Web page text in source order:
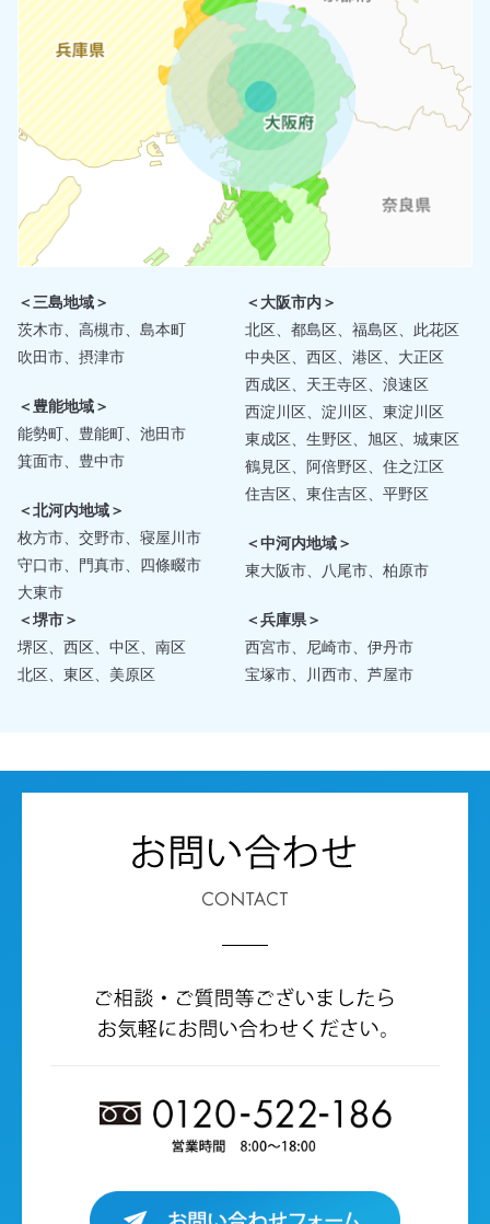
＜三島地域＞
茨木市、高槻市、島本町
吹田市、摂津市
＜豊能地域＞
能勢町、豊能町、池田市
箕面市、豊中市
＜北河内地域＞
枚方市、交野市、寝屋川市
守口市、門真市、四條畷市
大東市
＜大阪市内＞
北区、都島区、福島区、此花区
中央区、西区、港区、大正区
西成区、天王寺区、浪速区
西淀川区、淀川区、東淀川区
東成区、生野区、旭区、城東区
鶴見区、阿倍野区、住之江区
住吉区、東住吉区、平野区
＜中河内地域＞
東大阪市、八尾市、柏原市
＜堺市＞
堺区、西区、中区、南区
北区、東区、美原区
＜兵庫県＞
西宮市、尼崎市、伊丹市
宝塚市、川西市、芦屋市